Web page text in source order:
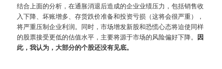
结合上面的分析，在通胀消退后造成的企业业绩压力，包括销售收
入下降、坏账增多、存货跌价准备和投资亏损（这将会很严重），
将严重压制企业利润。同时，市场增发新股和恐慌心态将迫使同样
的股票接受更低的估值水平，主要将源于市场的风险偏好下降。 因
此，我认为，大部分的个股还没有见底。